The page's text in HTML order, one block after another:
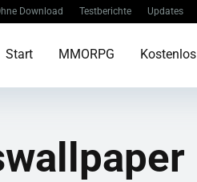
Download Testberichte Updates
Start MMORPG Kostenlos